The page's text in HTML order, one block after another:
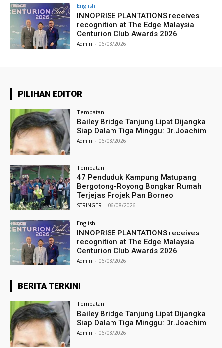
English
INNOPRISE PLANTATIONS receives
recognition at The Edge Malaysia
Centurion Club Awards 2026
Admin - 06/08/2026
PILIHAN EDITOR
Tempatan
Bailey Bridge Tanjung Lipat Dijangka
Siap Dalam Tiga Minggu: Dr.Joachim
Admin - 06/08/2026
Tempatan
47 Penduduk Kampung Matupang
Bergotong-Royong Bongkar Rumah
Terjejas Projek Pan Borneo
STRINGER - 06/08/2026
English
INNOPRISE PLANTATIONS receives
recognition at The Edge Malaysia
Centurion Club Awards 2026
Admin - 06/08/2026
BERITA TERKINI
Tempatan
Bailey Bridge Tanjung Lipat Dijangka
Siap Dalam Tiga Minggu: Dr.Joachim
Admin - 06/08/2026